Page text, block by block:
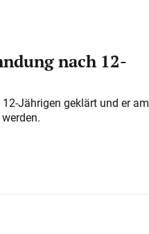
nach 12-
Jährigen geklärt und er am